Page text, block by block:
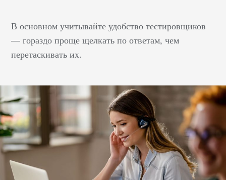
В основном учитывайте удобство тестировщиков
— гораздо проще щелкать по ответам, чем
перетаскивать их.